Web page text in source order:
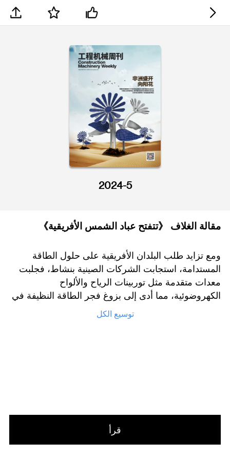
2024-5
مقالة الغلاف 《تتفتح عباد الشمس الأفريقية》
ومع تزايد طلب البلدان الأفريقية على حلول الطاقة
المستدامة، استجابت الشركات الصينية بنشاط، فجلبت
معدات متقدمة مثل توربينات الرياح والألواح
الكهروضوئية، مما أدى إلى بزوغ فجر الطاقة النظيفة في
توسيع الكل
قرأ